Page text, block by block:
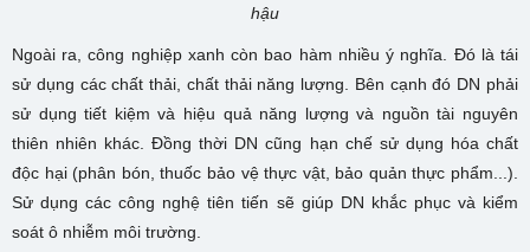
hậu
Ngoài ra, công nghiệp xanh còn bao hàm nhiều ý nghĩa. Đó là tái
sử dụng các chất thải, chất thải năng lượng. Bên cạnh đó DN phải
sử dụng tiết kiệm và hiệu quả năng lượng và nguồn tài nguyên
thiên nhiên khác. Đồng thời DN cũng hạn chế sử dụng hóa chất
độc hại (phân bón, thuốc bảo vệ thực vật, bảo quản thực phẩm...).
Sử dụng các công nghệ tiên tiến sẽ giúp DN khắc phục và kiểm
soát ô nhiễm môi trường.